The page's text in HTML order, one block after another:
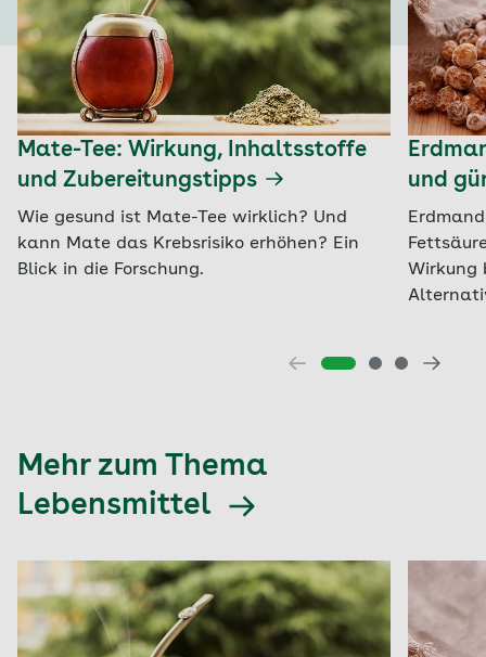
Mate-Tee: Wirkung, Inhaltsstoffe
und Zubereitungstipps
Wie gesund ist Mate-Tee wirklich? Und
kann Mate das Krebsrisiko erhöhen? Ein
Blick in die Forschung.
und
Wirkung
Mehr zum Thema
Lebensmittel